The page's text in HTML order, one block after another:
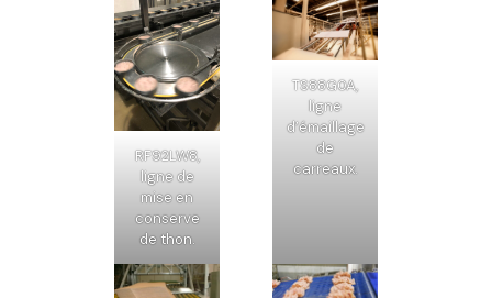
RF92LW8,
ligne de
mise en
conserve
de thon.
TS88G0A,
ligne
d’émaillage
de
carreaux.